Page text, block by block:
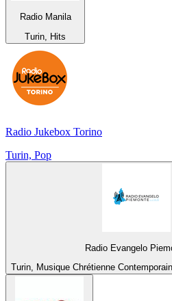
Radio Manila
Turin, Hits
Radio Jukebox Torino
Turin, Pop
Radio Evangelo
Turin, Musique Chrétienne